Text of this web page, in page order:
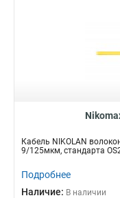
Кабель NIKOLAN
9/125мкм, стандарта
Подробнее
Наличие: В наличии